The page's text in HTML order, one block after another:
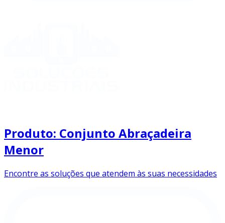
Produto: Conjunto Abraçadeira
Menor
Encontre as soluções que atendem às suas necessidades